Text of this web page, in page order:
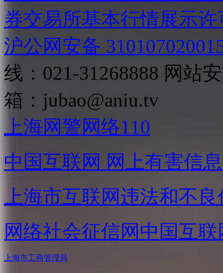
券交易所基本行情展示许
沪公网安备
线：021-31268888 网站
箱： jubao@aniu.tv
上海网警网络110
中国互联网 网上有害信
上海市互联网违法和不
网络社会征信网 中国互
上海市工商管理局